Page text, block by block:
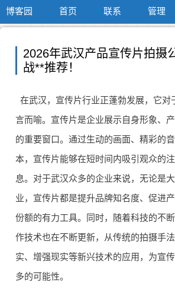
博客园 首页 联系 管理
2026年武汉产品宣传片拍摄
战**推荐！
在武汉，宣传片行业正蓬勃发展，它对
言而喻。宣传片是企业展示自身形象、
的重要窗口。通过生动的画面、精彩的
本，宣传片能够在短时间内吸引观众的
息。对于武汉众多的企业来说，无论是
业，宣传片都是提升品牌知名度、促进
份额的有力工具。同时，随着科技的不
作技术也在不断更新，从传统的拍摄手
实、增强现实等新兴技术的应用，为宣
多的可能性。